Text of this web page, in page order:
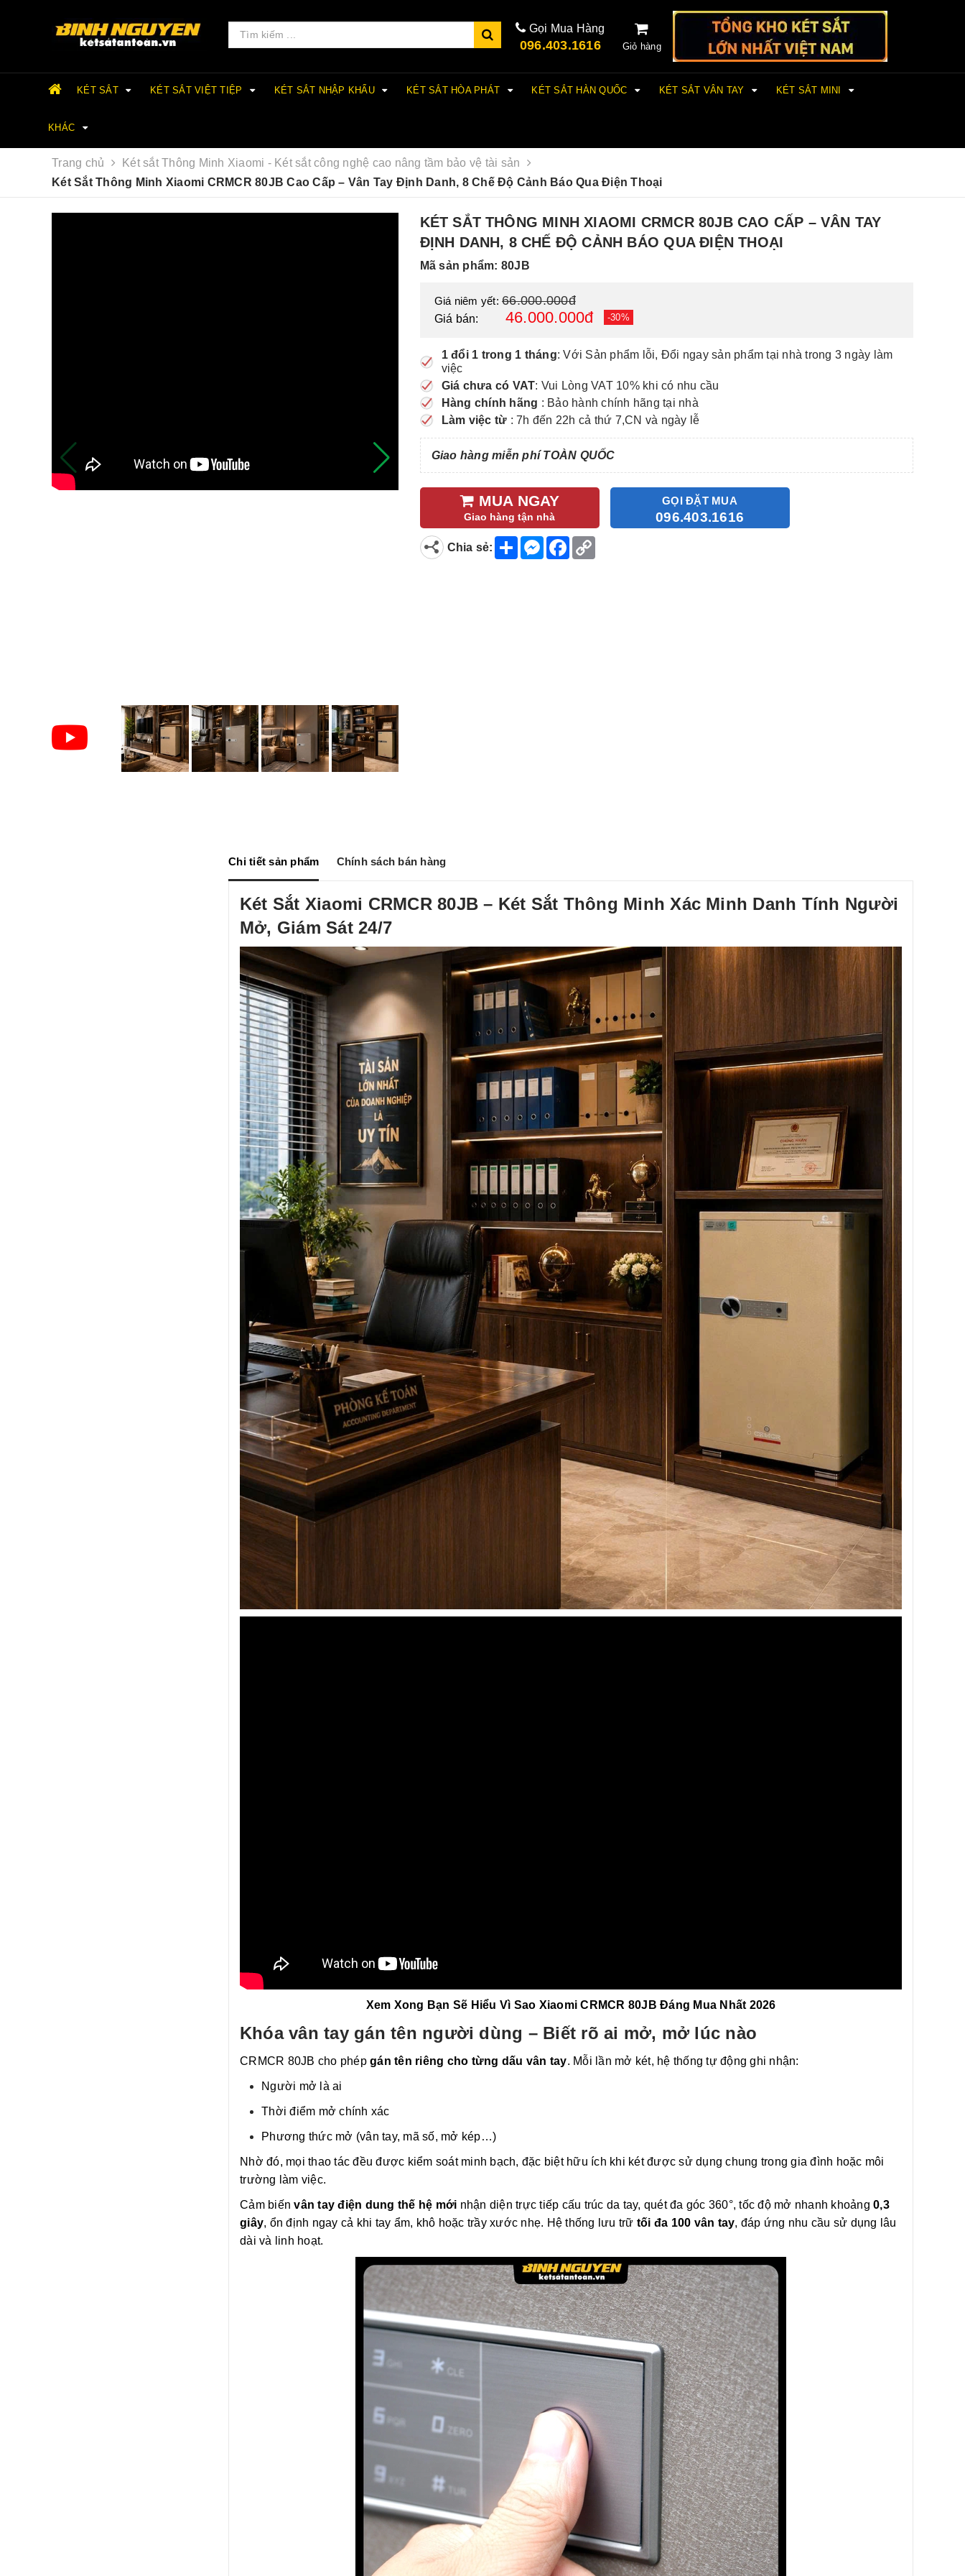
Gọi Mua Hàng
096.403.1616 Giỏ hàng
KÉT SẮT KÉT SẮT VIỆT TIỆP KÉT SẮT NHẬP KHẨU KÉT SẮT HÒA PHÁT KÉT SẮT HÀN QUỐC KÉT SẮT VÂN TAY KÉT SẮT MINI
KHÁC
Trang chủ
Két sắt Thông Minh Xiaomi - Két sắt công nghệ cao nâng tầm bảo vệ tài sản
Két Sắt Thông Minh Xiaomi CRMCR 80JB Cao Cấp – Vân Tay Định Danh, 8 Chế Độ Cảnh Báo Qua Điện Thoại
KÉT SẮT THÔNG MINH XIAOMI CRMCR 80JB CAO CẤP – VÂN TAY
ĐỊNH DANH, 8 CHẾ ĐỘ CẢNH BÁO QUA ĐIỆN THOẠI
Mã sản phẩm: 80JB
Giá niêm yết: 66.000.000đ
Giá bán: 46.000.000đ -30%
1 đổi 1 trong 1 tháng: Với Sản phẩm lỗi, Đổi ngay sản phẩm tại nhà trong 3 ngày làm
việc
Giá chưa có VAT: Vui Lòng VAT 10% khi có nhu cầu
Hàng chính hãng : Bảo hành chính hãng tại nhà
Làm việc từ : 7h đến 22h cả thứ 7,CN và ngày lễ
Giao hàng miễn phí TOÀN QUỐC
MUA NGAY
Giao hàng tận nhà
GỌI ĐẶT MUA
096.403.1616
Chia sẻ:
S
h
M
e
F
C
Chi tiết sản phẩm Chính sách bán hàng
Két Sắt Xiaomi CRMCR 80JB – Két Sắt Thông Minh Xác Minh Danh Tính Người
Mở, Giám Sát 24/7
Xem Xong Bạn Sẽ Hiểu Vì Sao Xiaomi CRMCR 80JB Đáng Mua Nhất 2026
Khóa vân tay gán tên người dùng – Biết rõ ai mở, mở lúc nào
CRMCR 80JB cho phép gán tên riêng cho từng dấu vân tay. Mỗi lần mở két, hệ thống tự động ghi nhận:
Người mở là ai
Thời điểm mở chính xác
Phương thức mở (vân tay, mã số, mở kép…)
Nhờ đó, mọi thao tác đều được kiểm soát minh bạch, đặc biệt hữu ích khi két được sử dụng chung trong gia đình hoặc môi
trường làm việc.
Cảm biếnvân tay điện dung thế hệ mới nhận diện trực tiếp cấu trúc da tay, quét đa góc 360°, tốc độ mở nhanh khoảng 0,3
giây, ổn định ngay cả khi tay ẩm, khô hoặc trầy xước nhẹ. Hệ thống lưu trữ tối đa 100 vân tay, đáp ứng nhu cầu sử dụng lâu
dài và linh hoạt.